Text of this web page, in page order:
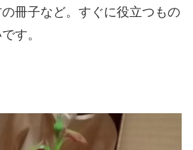
冊子など。すぐに役立つもの
す。